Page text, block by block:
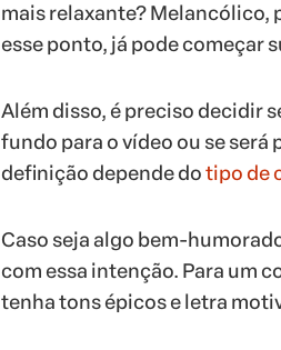
mais relaxante? Melancólico,
esse ponto, já pode começar
Além disso, é preciso decidir
fundo para o vídeo ou se será
definição depende dotipo de
Caso seja algo bem-
com essa intenção. Para um
tenha tons épicos e letra